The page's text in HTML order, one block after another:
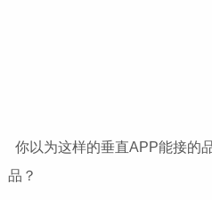
你以为这样的垂直APP能接的
品？